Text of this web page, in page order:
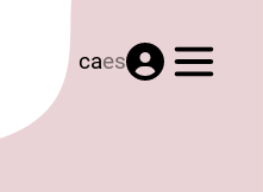
caes Menú